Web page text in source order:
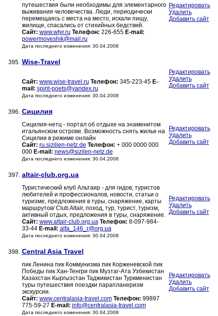
путешествия были необходимы для элементарного
выживания человечества. Люди, периодически
перемещаясь с места на место, искали пищу,
жилище, спасались от стихийных бедствий.
Сайт: www.wtyr.ru Телефон: 226-655 E-mail:
powermoveshik@mail.ru
Дата последнего изменения: 30.04.2008
Редактировать
Удалить
Добавить сайт
395. Wise-Travel
Сайт: www.wise-travel.ru Телефон: 345-223-45 E-
mail: spirit-poets@yandex.ru
Дата последнего изменения: 30.04.2008
Редактировать
Удалить
Добавить сайт
396. Сицилия
Сицилия-нетц - портал об отдыхе на знаменитом
итальянском острове. Возможность снять жилье на
Сицилии в режиме онлайн
Сайт: ru.sizilien-netz.de Телефон: + 000 0000 000
000 E-mail: news@sizilen-netz.de
Дата последнего изменения: 30.04.2008
Редактировать
Удалить
Добавить сайт
397. altair-club.org.ua
Туристический клуб Альтаир - для гидов, туристов
любителей и профессионалов, новости, статьи о
туризме, предложения в туры, снаряжение, карты
маршрутов/ Club Altair, поход, тур, турист, туризм,
активный отдых, предложения в туры, снаряжение.
Сайт: www.altair-club.org.ua Телефон: 8-097-984-
33-44 E-mail: alfa_146_r@org.ua
Дата последнего изменения: 30.04.2008
Редактировать
Удалить
Добавить сайт
398. Central Asia Travel
пик Ленина пик Коммунизма пик Корженевской пик
Победы пик Хан-Тенгри пик Музтаг-Ата Узбекистан
Казахстан Кыргызстан Таджикистан Туркменистан
туры путешествия поездки парапланеризм
экскурсии.
Сайт: www.centralasia-travel.com Телефон: 99897
775-59-27 E-mail: info@centralasia-travel.com
Дата последнего изменения: 30.04.2008
Редактировать
Удалить
Добавить сайт